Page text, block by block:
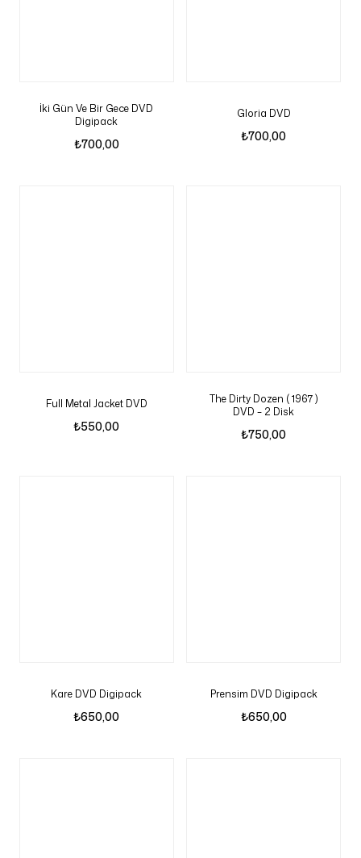
İki Gün Ve Bir Gece DVD
Digipack
₺700,00
Gloria DVD
₺700,00
Full Metal Jacket DVD
₺550,00
The Dirty Dozen ( 1967 )
DVD – 2 Disk
₺750,00
Kare DVD Digipack
₺650,00
Prensim DVD Digipack
₺650,00